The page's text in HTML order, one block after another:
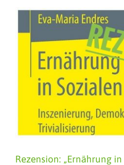
Rezension: „Ernährung